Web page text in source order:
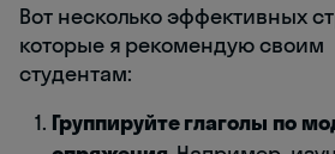
Вот несколько эффективных
которые я рекомендую своим
студентам:
Группируйте глаголы по